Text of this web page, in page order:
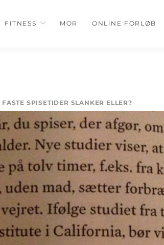
FITNESS MOR ONLINE FORLØB
FASTE SPISETIDER SLANKER ELLER?